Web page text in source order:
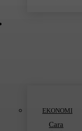
EKONOMI
Cara